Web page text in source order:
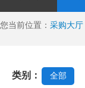
您当前位置： 采购大厅
类别： 全部